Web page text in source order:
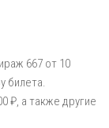
667 от 10
билета.
₽, а также другие